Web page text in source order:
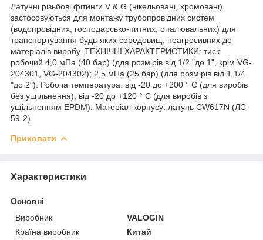
Латунні різьбові фітинги V & G (нікельовані, хромовані)
застосовуються для монтажу трубопровідних систем
(водопровідних, господарсько-питних, опалювальних) для
транспортування будь-яких середовищ, неагресивних до
матеріалів виробу. ТЕХНІЧНІ ХАРАКТЕРИСТИКИ: тиск
робочий 4,0 мПа (40 бар) (для розмірів від 1/2 "до 1", крім VG-
204301, VG-204302); 2,5 мПа (25 бар) (для розмірів від 1 1/4
"до 2"). Робоча температура: від -20 до +200 ° С (для виробів
без ущільнення), від -20 до +120 ° С (для виробів з
ущільненням EPDM). Матеріал корпусу: латунь CW617N (ЛС
59-2).
Приховати
Характеристики
Основні
Виробник
VALOGIN
Країна виробник
Китай